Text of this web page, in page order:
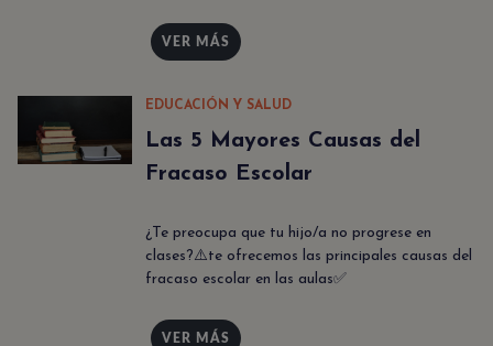
VER MÁS
EDUCACIÓN Y SALUD
Las 5 Mayores Causas del
Fracaso Escolar
¿Te preocupa que tu hijo/a no progrese en
clases?⚠️te ofrecemos las principales causas del
fracaso escolar en las aulas✅
VER MÁS